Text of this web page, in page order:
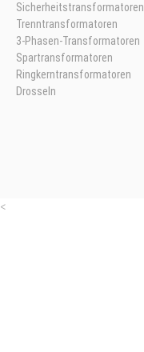
Sicherheitstransformatoren
Trenntransformatoren
3-Phasen-Transformatoren
Spartransformatoren
Ringkerntransformatoren
Drosseln
<